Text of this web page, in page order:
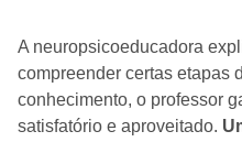
A neuropsicoeducadora
compreender certas etapas
conhecimento, o professor
satisfatório e aproveitado.